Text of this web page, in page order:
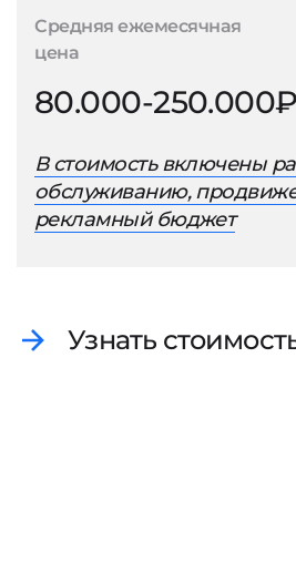
Средняя ежемесячная
цена
80.000-250.000₽
В стоимость включены
обслуживанию,
рекламный бюджет
Узнать